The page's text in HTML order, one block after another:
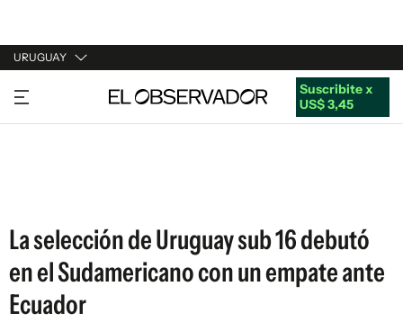
URUGUAY
URUGUAY
ARGENTINA
Suscribite x
US$ 3,45
La selección de Uruguay sub 16 debutó
en el Sudamericano con un empate ante
Ecuador